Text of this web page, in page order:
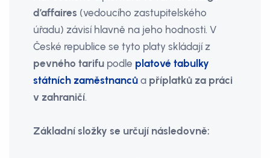
d’affaires (vedoucího zastupitelského
úřadu) závisí hlavně na jeho hodnosti. V
České republice se tyto platy skládají z
pevného tarifu podle platové tabulky
státních zaměstnanců a příplatků za práci
v zahraničí.
Základní složky se určují následovně: